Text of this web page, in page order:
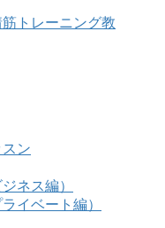
ン
ネス編）
イベート編）